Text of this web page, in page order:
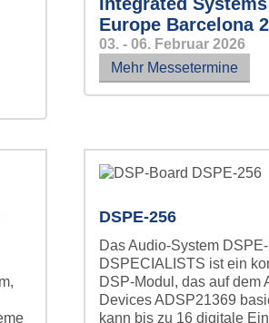
Europe Barcelona
03. - 06. Februar 2026
Mehr Messetermine
DSPE-256
Das Audio-System
DSPECIALISTS ist ein
DSP-Modul, das auf dem
Devices ADSP21369
kann bis zu 16 digitale